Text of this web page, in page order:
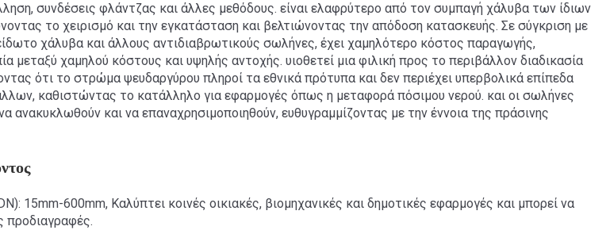
συνδέσεις φλάντζας και άλλες μεθόδους. είναι ελαφρύτερο από τον συμπαγή χάλυβα των ίδιων
το χειρισμό και την εγκατάσταση και βελτιώνοντας την απόδοση κατασκευής. Σε σύγκριση με
χάλυβα και άλλους αντιδιαβρωτικούς σωλήνες, έχει χαμηλότερο κόστος παραγωγής,
μεταξύ χαμηλού κόστους και υψηλής αντοχής. υιοθετεί μια φιλική προς το περιβάλλον διαδικασία
ότι το στρώμα ψευδαργύρου πληροί τα εθνικά πρότυπα και δεν περιέχει υπερβολικά επίπεδα
καθιστώντας το κατάλληλο για εφαρμογές όπως η μεταφορά πόσιμου νερού. και οι σωλήνες
ανακυκλωθούν και να επαναχρησιμοποιηθούν, ευθυγραμμίζοντας με την έννοια της πράσινης
15mm-600mm, Καλύπτει κοινές οικιακές, βιομηχανικές και δημοτικές εφαρμογές και μπορεί να
προδιαγραφές.